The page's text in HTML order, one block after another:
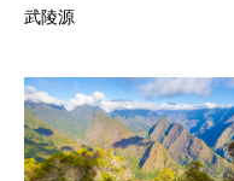
武陵源